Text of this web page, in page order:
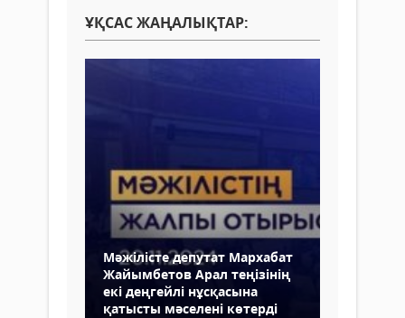
ҰҚСАС ЖАҢАЛЫҚТАР:
Мәжілісте депутат Мархабат
Жайымбетов Арал теңізінің
екі деңгейлі нұсқасына
қатысты мәселені көтерді